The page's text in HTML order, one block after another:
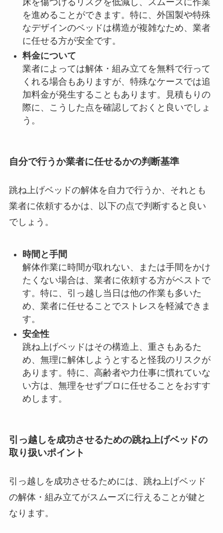
を進めることができます。特に、外国製や特殊
なデザインのベッドは構造が複雑なため、業者
に任せる方が安全です。
料金について
業者によっては解体・組み立てを無料で行って
くれる場合もありますが、特殊なケースでは追
加料金が発生することもあります。見積もりの
際に、こうした点を確認しておくと良いでしょ
う。
自分で行うか業者に任せるかの判断基準
跳ね上げベッドの解体を自力で行うか、それとも
業者に依頼するかは、以下の点で判断すると良い
でしょう。
時間と手間
解体作業に時間が取れない、または手間をかけ
たくない場合は、業者に依頼する方がベストで
す。特に、引っ越し当日は他の作業も多いた
め、業者に任せることでストレスを軽減できま
す。
安全性
跳ね上げベッドはその構造上、重さもあるた
め、無理に解体しようとすると怪我のリスクが
あります。特に、高齢者や力仕事に慣れていな
い方は、無理をせずプロに任せることをおすす
めします。
引っ越しを成功させるための跳ね上げベッドの
取り扱いポイント
引っ越しを成功させるためには、跳ね上げベッド
の解体・組み立てがスムーズに行えることが鍵と
なります。